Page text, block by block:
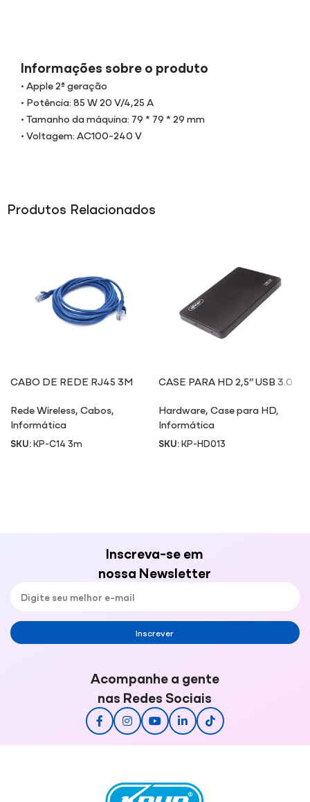
Informações sobre o produto
• Apple 2ª geração
• Potência: 85 W 20 V/4,25 A
• Tamanho da máquina: 79 * 79 * 29 mm
• Voltagem: AC100-240 V
Produtos Relacionados
CABO DE REDE RJ45 3M
Rede Wireless,Cabos,
Informática
SKU:KP-C14 3m
CASE PARA HD 2,5” USB 3.0
Hardware,Case para HD,
Informática
SKU:KP-HD013
Inscreva-se em
nossa Newsletter
Inscrever
Acompanhe a gente
nas Redes Sociais